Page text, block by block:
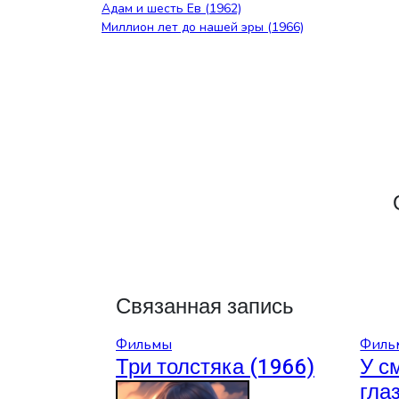
Навигация
Адам и шесть Ев (1962)
Миллион лет до нашей эры (1966)
Связанная запись
Фильмы
Три толстяка (1966)
У